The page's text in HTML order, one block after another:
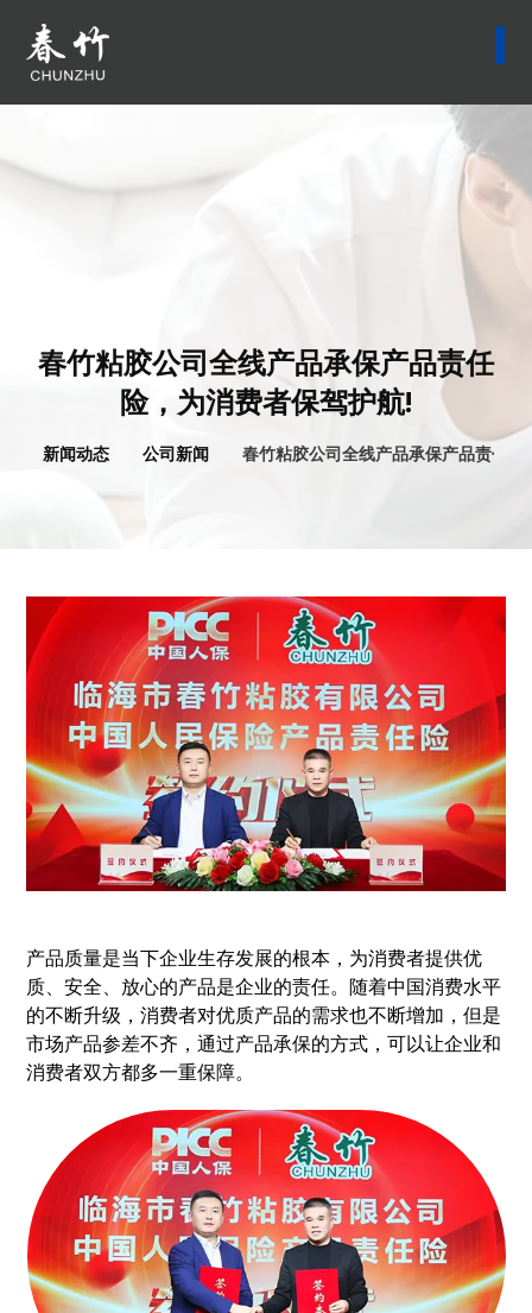
春竹粘胶公司全线产品承保产品责任
险，为消费者保驾护航!
新闻动态 公司新闻 春竹粘胶公司全线产品承保产品责任
产品质量是当下企业生存发展的根本，为消费者提供优
质、安全、放心的产品是企业的责任。随着中国消费水平
的不断升级，消费者对优质产品的需求也不断增加，但是
市场产品参差不齐，通过产品承保的方式，可以让企业和
消费者双方都多一重保障。